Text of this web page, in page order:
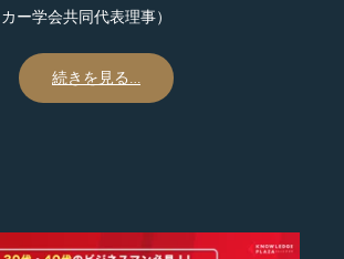
カー学会共同代表理事）
続きを見る…